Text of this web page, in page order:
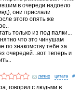
в очереди надоело
они прислали
этого опять же
только из под палки...
что это чинушам
по знакомству тебе за
очередей...вот теперь и
лично #
говорил с людьми в